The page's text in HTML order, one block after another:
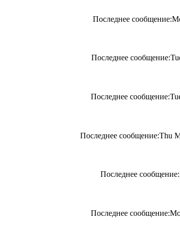
Последнее
Последнее
Последнее
Последнее сообщение:Thu
Последнее
Последнее